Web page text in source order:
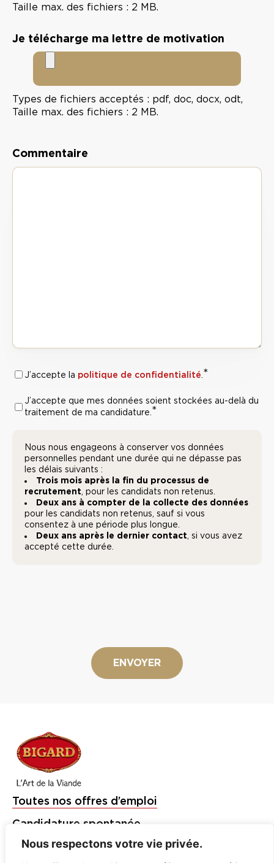
Nous respectons votre vie privée.
Taille max. des fichiers : 2 MB.
Je télécharge ma lettre de motivation
Types de fichiers acceptés : pdf, doc, docx, odt,
Taille max. des fichiers : 2 MB.
Commentaire
RGPD :
confidentialité *
J’accepte la politique de confidentialité.*
RGPD :
données*
J’accepte que mes données soient stockées au-delà du
traitement de ma candidature. *
Nous nous engageons à conserver vos données
personnelles pendant une durée qui ne dépasse pas
les délais suivants :
Trois mois après la fin du processus de
recrutement , pour les candidats non retenus.
Deux ans à compter de la collecte des données
pour les candidats non retenus, sauf si vous
consentez à une période plus longue.
Deux ans après le dernier contact , si vous avez
accepté cette durée.
Toutes nos offres d’emploi
Candidature spontanée
Étudiants et Jeunes Diplômés